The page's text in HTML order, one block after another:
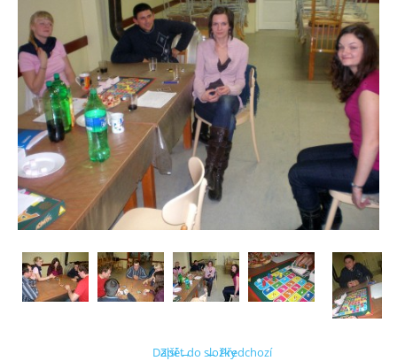
← Předchozí
Další →
Zpět do složky